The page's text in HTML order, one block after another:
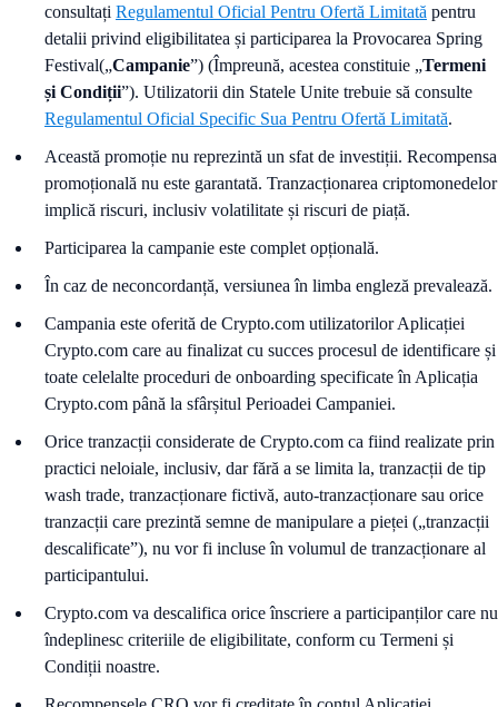
consultați Regulamentul Oficial Pentru Ofertă Limitată pentru
detalii privind eligibilitatea și participarea la Provocarea Spring
Festival(„Campanie”) (Împreună, acestea constituie „Termeni
și Condiții”). Utilizatorii din Statele Unite trebuie să consulte
Regulamentul Oficial Specific Sua Pentru Ofertă Limitată.
Această promoție nu reprezintă un sfat de investiții. Recompensa
promoțională nu este garantată. Tranzacționarea criptomonedelor
implică riscuri, inclusiv volatilitate și riscuri de piață.
Participarea la campanie este complet opțională.
În caz de neconcordanță, versiunea în limba engleză prevalează.
Campania este oferită de Crypto.com utilizatorilor Aplicației
Crypto.com care au finalizat cu succes procesul de identificare și
toate celelalte proceduri de onboarding specificate în Aplicația
Crypto.com până la sfârșitul Perioadei Campaniei.
Orice tranzacții considerate de Crypto.com ca fiind realizate prin
practici neloiale, inclusiv, dar fără a se limita la, tranzacții de tip
wash trade, tranzacționare fictivă, auto-tranzacționare sau orice
tranzacții care prezintă semne de manipulare a pieței („tranzacții
descalificate”), nu vor fi incluse în volumul de tranzacționare al
participantului.
Crypto.com va descalifica orice înscriere a participanților care nu
îndeplinesc criteriile de eligibilitate, conform cu Termeni și
Condiții noastre.